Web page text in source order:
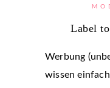
Label
Werbung
wissen